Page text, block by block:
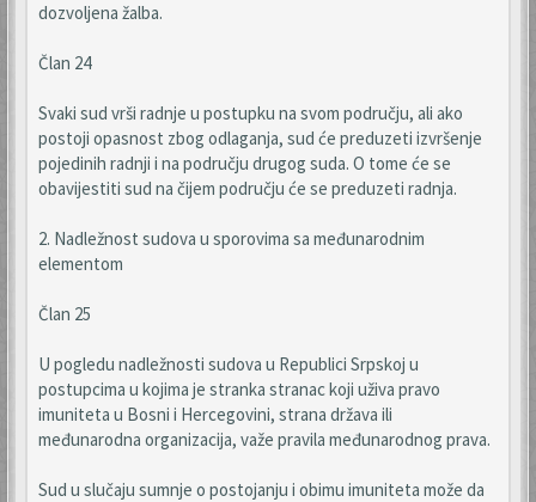
dozvoljena žalba.
Član 24
Svaki sud vrši radnje u postupku na svom području, ali ako
postoji opasnost zbog odlaganja, sud će preduzeti izvršenje
pojedinih radnji i na području drugog suda. O tome će se
obavijestiti sud na čijem području će se preduzeti radnja.
2. Nadležnost sudova u sporovima sa međunarodnim
elementom
Član 25
U pogledu nadležnosti sudova u Republici Srpskoj u
postupcima u kojima je stranka stranac koji uživa pravo
imuniteta u Bosni i Hercegovini, strana država ili
međunarodna organizacija, važe pravila međunarodnog prava.
Sud u slučaju sumnje o postojanju i obimu imuniteta može da